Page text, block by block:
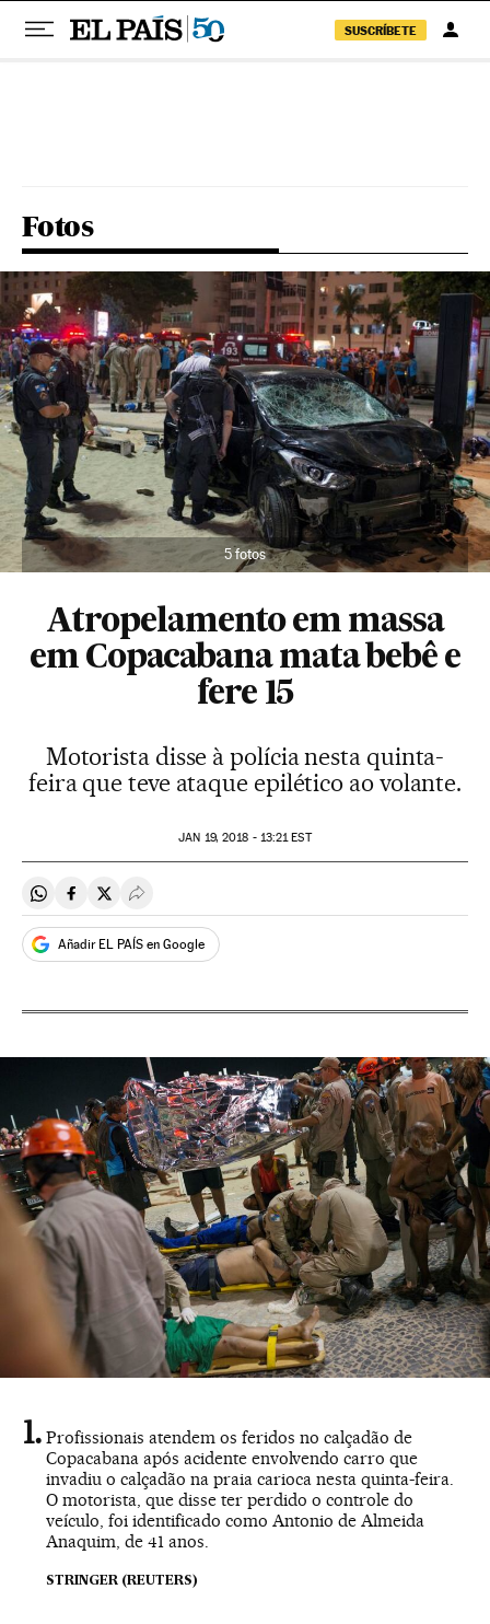
SUSCRÍBETE
Fotos
5 fotos
Atropelamento em massa
em Copacabana mata bebê e
fere 15
Motorista disse à polícia nesta quinta-
feira que teve ataque epilético ao volante.
JAN 19, 2018 - 13:21EST
Compartir en Whatsapp
Compartir en Facebook
Compartir en Twitter
Desplegar Redes Sociales
Añadir EL PAÍS en Google
Profissionais atendem os feridos no calçadão de
Copacabana após acidente envolvendo carro que
invadiu o calçadão na praia carioca nesta quinta-feira.
O motorista, que disse ter perdido o controle do
veículo, foi identificado como Antonio de Almeida
Anaquim, de 41 anos.
STRINGER (REUTERS)